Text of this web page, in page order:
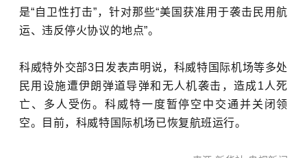
是“自卫性打击”，针对那些“美国获准用于袭击民用航
运、违反停火协议的地点”。
科威特外交部3日发表声明说，科威特国际机场等多处
民用设施遭伊朗弹道导弹和无人机袭击，造成1人死
亡、多人受伤。科威特一度暂停空中交通并关闭领
空。目前，科威特国际机场已恢复航班运行。